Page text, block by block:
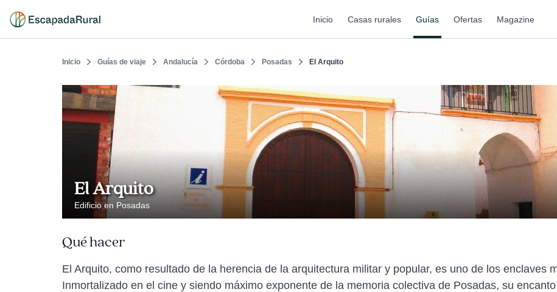
Inicio Casas rurales Guías Ofertas Magazine
Inicio Guías de viaje Andalucía Córdoba Posadas El Arquito
El Arquito
Edificio en Posadas
Qué hacer
El Arquito, como resultado de la herencia de la arquitectura militar y popular, es uno de los enclaves
Inmortalizado en el cine y siendo máximo exponente de la memoria colectiva de Posadas, su